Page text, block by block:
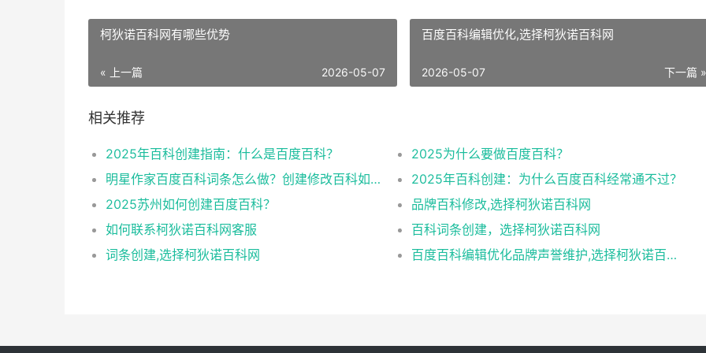
柯狄诺百科网有哪些优势
« 上一篇 2026-05-07
百度百科编辑优化,选择柯狄诺百科网
下一篇 »
2026-05-07
相关推荐
2025年百科创建指南：什么是百度百科？
2025为什么要做百度百科？
明星作家百度百科词条怎么做？创建修改百科如何提高通过率？
2025年百科创建：为什么百度百科经常通不过？
2025苏州如何创建百度百科？
品牌百科修改,选择柯狄诺百科网
如何联系柯狄诺百科网客服
百科词条创建，选择柯狄诺百科网
词条创建,选择柯狄诺百科网
百度百科编辑优化品牌声誉维护,选择柯狄诺百科网